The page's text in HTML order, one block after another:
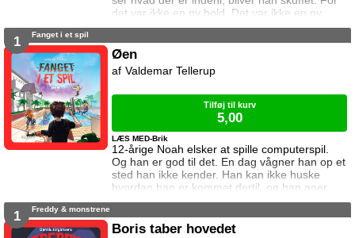
det var ikke en ny bold. Det var ikke en ny
bamse. Og det var bestemt ikke snacks. Det
sig en hvalp. a
titel findes også i LIX 8!/a
1 Fanget i et spil
Øen
12-årige Noah elsker at spille computerspil.
Og han er god til det. En dag vågner han op et
sted han ikke kender. Han kan ikke huske
hvordan han er kommet dertil, og han aner
ikke hvordan han kommer hjem igen. Den
beskeder til ham. I denne bog vil uret have
LÆS MED-Brik
Valdemar Tellerup
Tilføj til kurv
5,00
1 Freddy & monstrene
Boris taber hovedet